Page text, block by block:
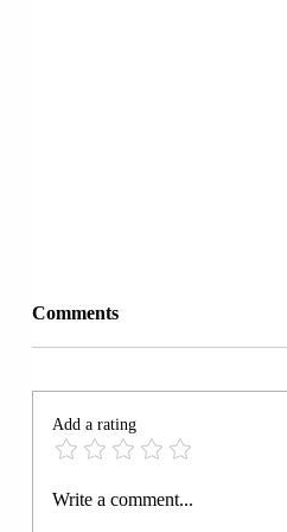
ISHULL SHËN GJIN |
Comments
Add a rating
Write a comment...